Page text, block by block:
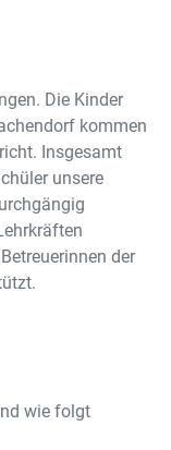
Die Kinder
kommen
Insgesamt
unsere
der
wie folgt